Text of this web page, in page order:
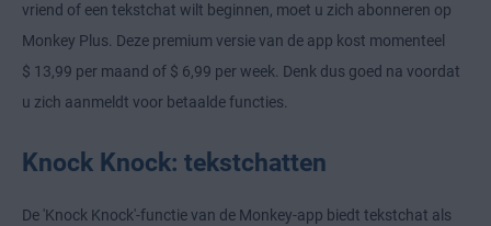
vriend of een tekstchat wilt beginnen, moet u zich abonneren op
Monkey Plus. Deze premium versie van de app kost momenteel
$ 13,99 per maand of $ 6,99 per week. Denk dus goed na voordat
u zich aanmeldt voor betaalde functies.
Knock Knock: tekstchatten
De 'Knock Knock'-functie van de Monkey-app biedt tekstchat als